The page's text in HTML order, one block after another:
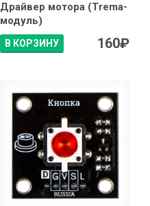
Драйвер мотора (Trema-
модуль)
В КОРЗИНУ 160₽